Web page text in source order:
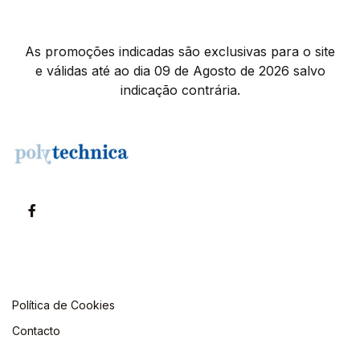
As promoções indicadas são exclusivas para o site
e válidas até ao dia 09 de Agosto de 2026 salvo
indicação contrária.
Política de Cookies
Contacto